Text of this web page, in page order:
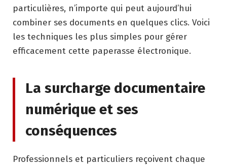
particulières, n’importe qui peut aujourd’hui
combiner ses documents en quelques clics. Voici
les techniques les plus simples pour gérer
efficacement cette paperasse électronique.
La surcharge documentaire
numérique et ses
conséquences
Professionnels et particuliers reçoivent chaque